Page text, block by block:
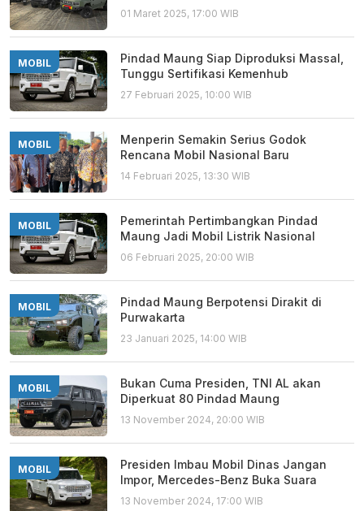
01 Maret 2025, 17:00 WIB
MOBIL
Pindad Maung Siap Diproduksi Massal,
Tunggu Sertifikasi Kemenhub
27 Februari 2025, 10:00 WIB
MOBIL
Menperin Semakin Serius Godok
Rencana Mobil Nasional Baru
14 Februari 2025, 13:30 WIB
MOBIL
Pemerintah Pertimbangkan Pindad
Maung Jadi Mobil Listrik Nasional
06 Februari 2025, 20:00 WIB
MOBIL
Pindad Maung Berpotensi Dirakit di
Purwakarta
23 Januari 2025, 14:00 WIB
MOBIL
Bukan Cuma Presiden, TNI AL akan
Diperkuat 80 Pindad Maung
13 November 2024, 20:00 WIB
MOBIL
Presiden Imbau Mobil Dinas Jangan
Impor, Mercedes-Benz Buka Suara
13 November 2024, 17:00 WIB